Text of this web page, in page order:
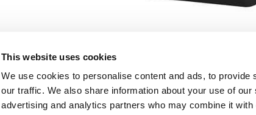
This website uses cookies
We use cookies to personalise content and ads, to provide
our traffic. We also share information about your use of
advertising and analytics partners who may combine it with